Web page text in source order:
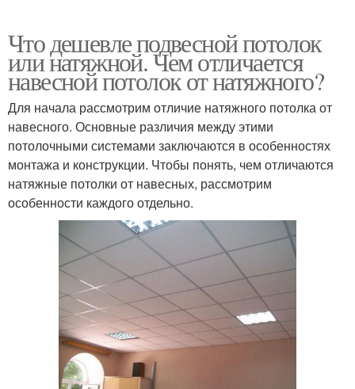
Что дешевле подвесной потолок
или натяжной. Чем отличается
навесной потолок от натяжного?
Для начала рассмотрим отличие натяжного потолка от
навесного. Основные различия между этими
потолочными системами заключаются в особенностях
монтажа и конструкции. Чтобы понять, чем отличаются
натяжные потолки от навесных, рассмотрим
особенности каждого отдельно.